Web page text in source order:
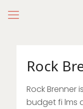
Rock
Rock Brenner
budget fi lms